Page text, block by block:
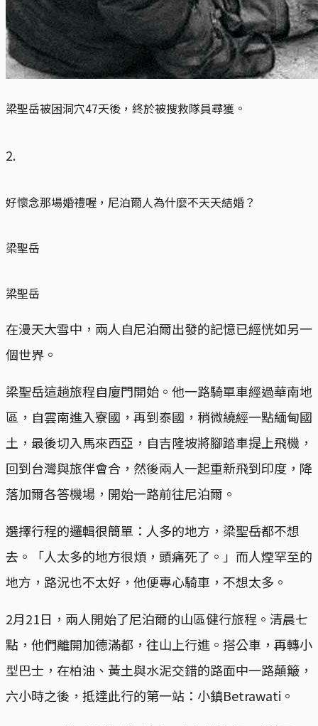
梁聖岳被困洞穴47天後，終於被搜救隊員尋獲。
2.
好懷念那場婚禮喔，尼泊爾人為什麼不天天結婚？
梁聖岳
梁聖岳
在漫天大雪中，兩人自尼泊爾出發的記憶已經恍如另一
個世界。
梁聖岳這趟旅程自廈門開始。他一路騎單車經過華南地
區，自雲南進入寮國，再到泰國，稍微繞經一點緬甸國
土，最後切入馬來西亞，自吉隆坡將腳踏車提上飛機，
回到台灣與旅伴會合，然後兩人一起重新飛到印度，降
落加爾各答機場，開始一路前往尼泊爾。
選擇行程的邏輯很簡單：人多的地方，梁聖岳都不想
去。「人太多的地方很煩，頭痛死了。」而人煙罕至的
地方，路況也不太好，他便專心騎車，不想太多。
2月21日，兩人開始了尼泊爾的山區健行旅程。清晨七
點，他們離開加德滿都，往山上行進。搭公車，再轉小
型巴士，在柏油、黃土與水泥交錯的路面中一路顛簸，
六小時之後，抵達此行的第一站：小鎮Betrawati。